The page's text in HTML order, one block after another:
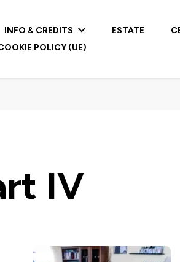
INFO & CREDITS ESTATE
POLICY (UE)
IV